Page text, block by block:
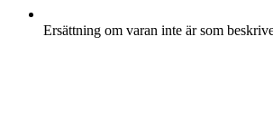
Ersättning om varan inte är som